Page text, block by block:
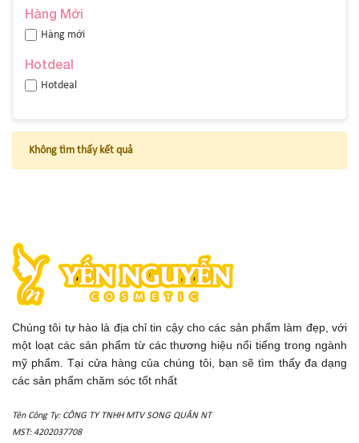
Hàng Mới
Hàng mới
Hotdeal
Hotdeal
Không tìm thấy kết quả
Chúng tôi tự hào là địa chỉ tin cậy cho các sản phẩm làm đẹp, với
một loạt các sản phẩm từ các thương hiệu nổi tiếng trong ngành
mỹ phẩm. Tại cửa hàng của chúng tôi, bạn sẽ tìm thấy đa dạng
các sản phẩm chăm sóc tốt nhất
Tên Công Ty: CÔNG TY TNHH MTV SONG QUÂN NT
MST: 4202037708